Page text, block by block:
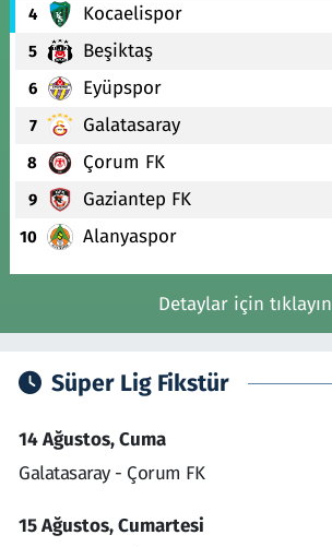
4 Kocaelispor
5 Beşiktaş
6 Eyüpspor
7 Galatasaray
8 Çorum FK
9 Gaziantep FK
10 Alanyaspor
Detaylar için tıklayın
Süper Lig Fikstür
14 Ağustos, Cuma
Galatasaray - Çorum FK
15 Ağustos, Cumartesi